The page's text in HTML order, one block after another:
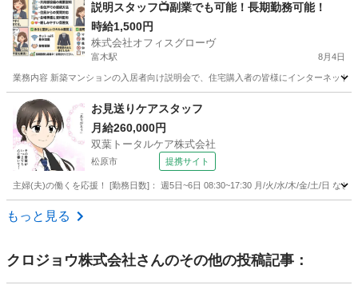
説明スタッフ📺副業でも可能！長期勤務可能！
時給1,500円
株式会社オフィスグローヴ
富木駅 8月4日
業務内容 新築マンションの入居者向け説明会で、住宅購入者の皆様にインターネッ
大阪 泉北郡 富木駅
お見送りケアスタッフ
月給260,000円
双葉トータルケア株式会社
松原市 提携サイト
主婦(夫)の働くを応援！ [勤務日数]： 週5日~6日 08:30~17:30 月/火/水/木/金/土/日 な
大阪 松原市
もっと見る
クロジョウ株式会社さんのその他の投稿記事：